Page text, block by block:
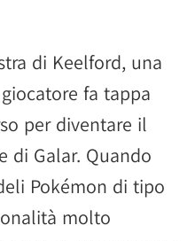
di Keelford, una
fa tappa
per diventare il
di Galar. Quando
Pokémon di tipo
molto